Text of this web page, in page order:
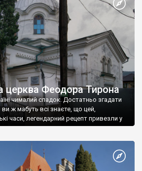
церква Феодора Тирона
чималий спадок. Достатньо згадати
ви ж мабуть всі знаєте, що цей,
часи, легендарний рецепт привезли у